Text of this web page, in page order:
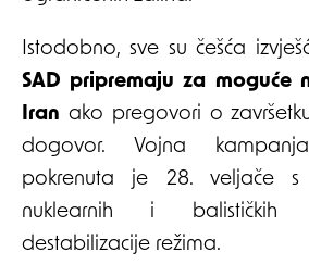
Istodobno, sve su češća
SAD pripremaju za moguće
Iran ako pregovori o
dogovor. Vojna
pokrenuta je 28. veljače s
nuklearnih i balističkih
destabilizacije režima.